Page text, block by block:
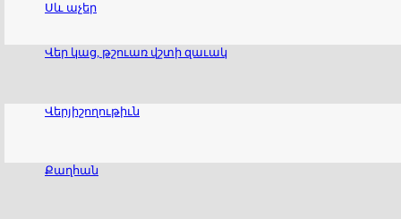
Սև աչեր
Վեր կաց, թշուառ վշտի զաւակ
Վերյիշողութիւն
Քաղհան